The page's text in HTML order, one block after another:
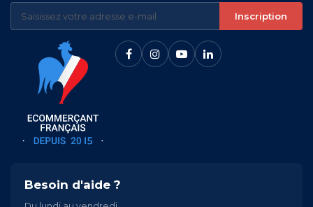
Inscription
Besoin d'aide ?